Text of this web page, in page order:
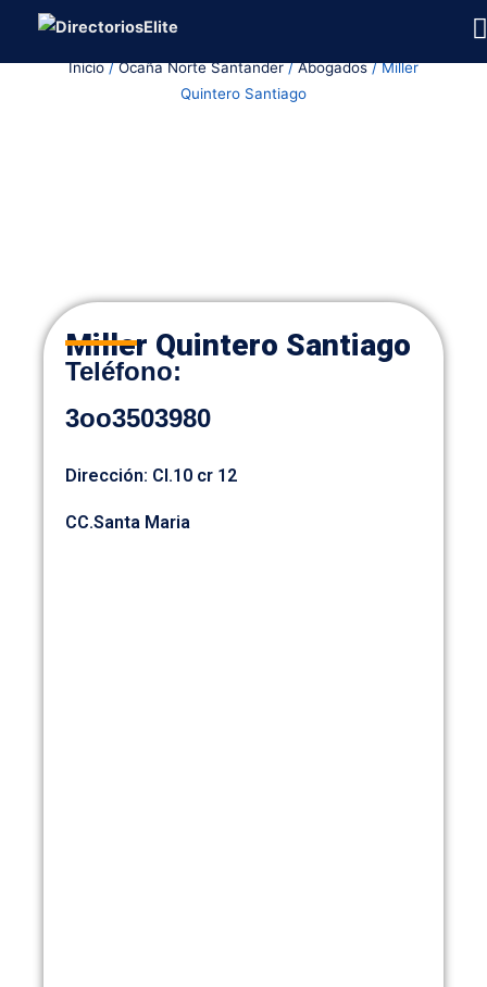
contenidoInicio/Ocaña Norte Santander/Abogados/ Miller
Quintero Santiago
Miller Quintero Santiago
Teléfono:
3oo3503980
Dirección: Cl.10 cr 12
CC.Santa Maria